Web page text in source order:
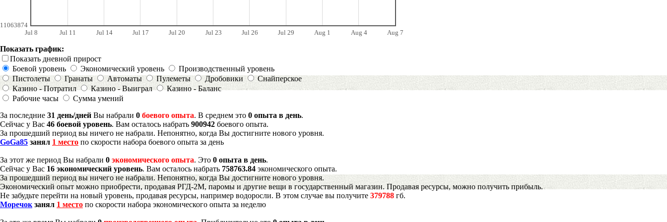
Jul 8 Jul 11 Jul 14 Jul 17 Jul 20 Jul 23 Jul 26 Jul 29 Aug 1 Aug 4 Aug 7
11063874
Показать график:
Показать дневной прирост
Боевой уровень
Экономический уровень
Производственный уровень
Пистолеты
Гранаты Автоматы Пулеметы Дробовики
Снайперское
Казино - Потратил
Казино - Выиграл
Казино - Баланс
Рабочие часы
Сумма умений
За последние 31 день/дней Вы набрали 0 боевого опыта. В среднем это 0 опыта в день.
Сейчас у Вас 46 боевой уровень. Вам осталось набрать 900942 боевого опыта.
За прошедший период вы ничего не набрали. Непонятно, когда Вы достигните нового уровня.
GoGa85 занял 1 место по скорости набора боевого опыта за день
За этот же период Вы набрали 0 экономического опыта. Это 0 опыта в день.
Сейчас у Вас 16 экономический уровень. Вам осталось набрать 758763.84 экономического опыта.
За прошедший период вы ничего не набрали. Непонятно, когда Вы достигните нового уровня.
Экономический опыт можно приобрести, продавая РГД-2М, паромы и другие вещи в государственный магазин. Продавая ресурсы, можно получить прибыль.
Не забудьте перейти на новый уровень, продавая ресурсы, например водоросли. В этом случае вы получите 379788 гб.
Моречок занял 1 место по скорости набора экономического опыта за неделю